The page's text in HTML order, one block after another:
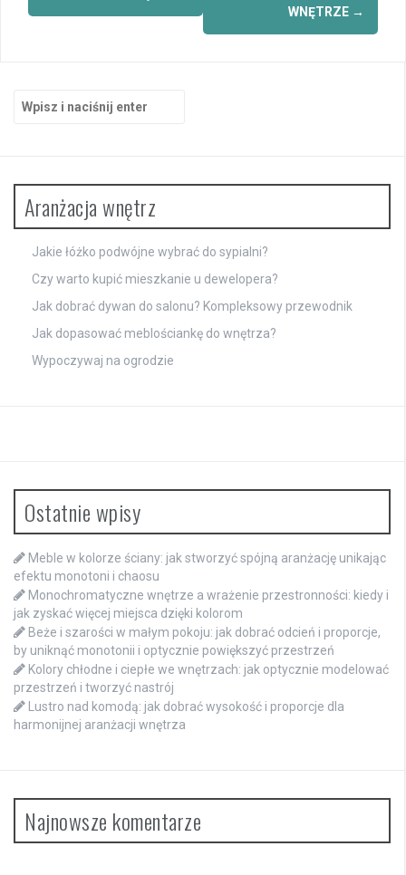
WNĘTRZE →
Szukaj:
Aranżacja wnętrz
Jakie łóżko podwójne wybrać do sypialni?
Czy warto kupić mieszkanie u dewelopera?
Jak dobrać dywan do salonu? Kompleksowy przewodnik
Jak dopasować meblościankę do wnętrza?
Wypoczywaj na ogrodzie
Ostatnie wpisy
Meble w kolorze ściany: jak stworzyć spójną aranżację unikając
efektu monotoni i chaosu
Monochromatyczne wnętrze a wrażenie przestronności: kiedy i
jak zyskać więcej miejsca dzięki kolorom
Beże i szarości w małym pokoju: jak dobrać odcień i proporcje,
by uniknąć monotonii i optycznie powiększyć przestrzeń
Kolory chłodne i ciepłe we wnętrzach: jak optycznie modelować
przestrzeń i tworzyć nastrój
Lustro nad komodą: jak dobrać wysokość i proporcje dla
harmonijnej aranżacji wnętrza
Najnowsze komentarze